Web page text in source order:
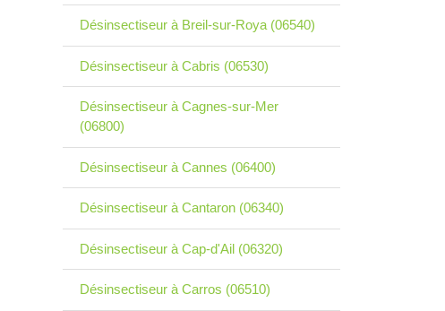
Désinsectiseur à Breil-sur-Roya (06540)
Désinsectiseur à Cabris (06530)
Désinsectiseur à Cagnes-sur-Mer
(06800)
Désinsectiseur à Cannes (06400)
Désinsectiseur à Cantaron (06340)
Désinsectiseur à Cap-d'Ail (06320)
Désinsectiseur à Carros (06510)